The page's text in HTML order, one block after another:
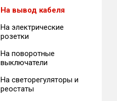
На вывод кабеля
На электрические
розетки
На поворотные
выключатели
На светорегуляторы и
реостаты